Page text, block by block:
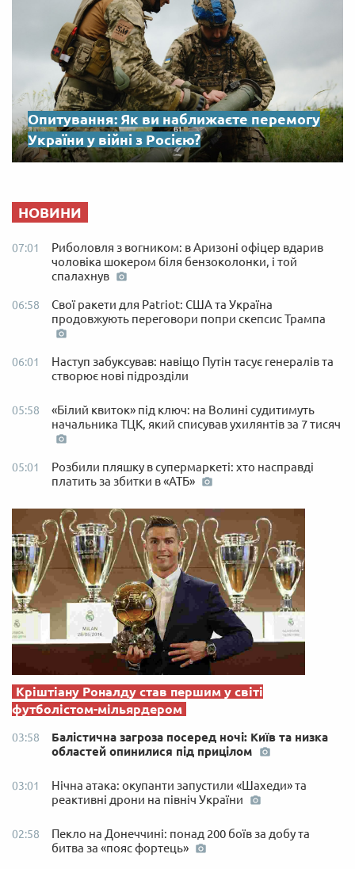
Опитування: Як ви наближаєте перемогу
України у війні з Росією?
НОВИНИ
07:01
Риболовля з вогником: в Аризоні офіцер вдарив
чоловіка шокером біля бензоколонки, і той
спалахнув
06:58
Свої ракети для Patriot: США та Україна
продовжують переговори попри скепсис Трампа
06:01
Наступ забуксував: навіщо Путін тасує генералів та
створює нові підрозділи
05:58
«Білий квиток» під ключ: на Волині судитимуть
начальника ТЦК, який списував ухилянтів за 7 тисяч
05:01
Розбили пляшку в супермаркеті: хто насправді
платить за збитки в «АТБ»
Кріштіану Роналду став першим у світі
футболістом-мільярдером
03:58
Балістична загроза посеред ночі: Київ та низка
областей опинилися під прицілом
03:01
Нічна атака: окупанти запустили «Шахеди» та
реактивні дрони на північ України
02:58
Пекло на Донеччині: понад 200 боїв за добу та
битва за «пояс фортець»